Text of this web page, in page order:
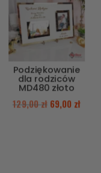
Podziękowanie
dla rodziców
MD480 złoto
129,00zł 69,00 zł